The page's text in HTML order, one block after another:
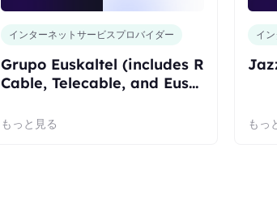
インターネットサービスプロバイダー
Grupo Euskaltel (includes R
Cable, Telecable, and Eusk
もっと見る
イ
もっ